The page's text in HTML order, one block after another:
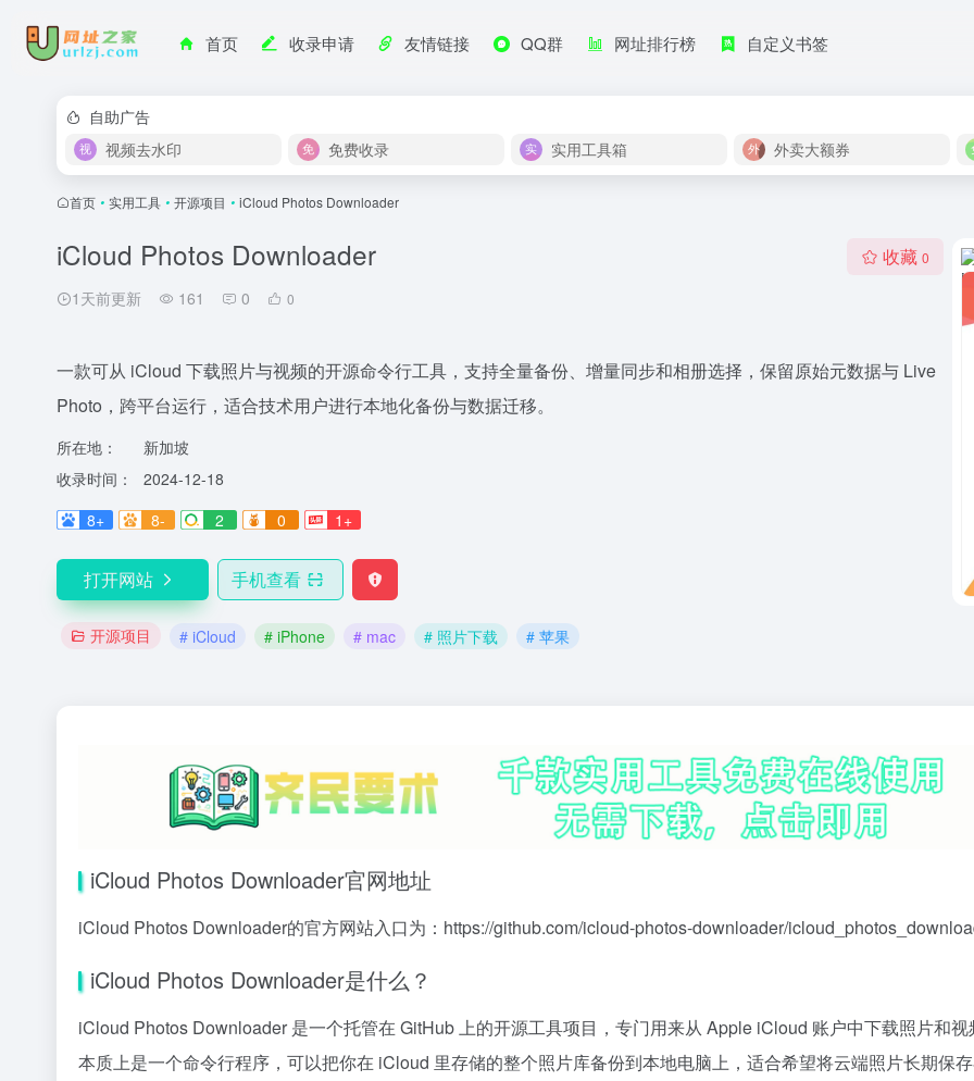
首页 收录申请 友情链接 QQ群 网址排行榜 自定义书签
自助广告
视频去水印
免费收录 实用工具箱 外卖大额券
首页 • 实用工具 • 开源项目 • iCloud Photos Downloader
iCloud Photos Downloader
1天前更新 161 0 0
收藏 0
一款可从 iCloud 下载照片与视频的开源命令行工具，支持全量备份、增量同步和相册选择，保留原始元数据与 Live
Photo，跨平台运行，适合技术用户进行本地化备份与数据迁移。
所在地：
新加坡
收录时间：
2024-12-18
8+
8- 2 0 1+
打开网站 手机查看
开源项目 # iCloud # iPhone # mac # 照片下载 # 苹果
iCloud Photos Downloader官网地址
iCloud Photos Downloader的官方网站入口为： https://github.com/icloud-photos-downloader/
iCloud Photos Downloader是什么？
iCloud Photos Downloader 是一个托管在 GitHub 上的开源工具项目，专门用来从 Apple iCloud 账户中下载照片和视
本质上是一个命令行程序，可以把你在 iCloud 里存储的整个照片库备份到本地电脑上，适合希望将云端照片长期保